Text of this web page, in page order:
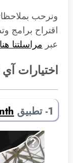
ونرحب
اقتراح برامج
عبر مراسلتنا
اختيارات
1- تطبيق